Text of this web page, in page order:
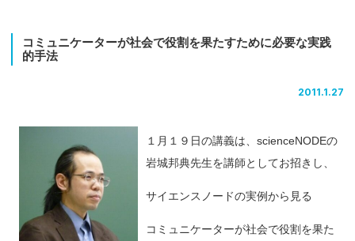
コミュニケーターが社会で役割を果たすために必要な実践
的手法
2011.1.27
１月１９日の講義は、scienceNODEの
岩城邦典先生を講師としてお招きし、
サイエンスノードの実例から見る
コミュニケーターが社会で役割を果た